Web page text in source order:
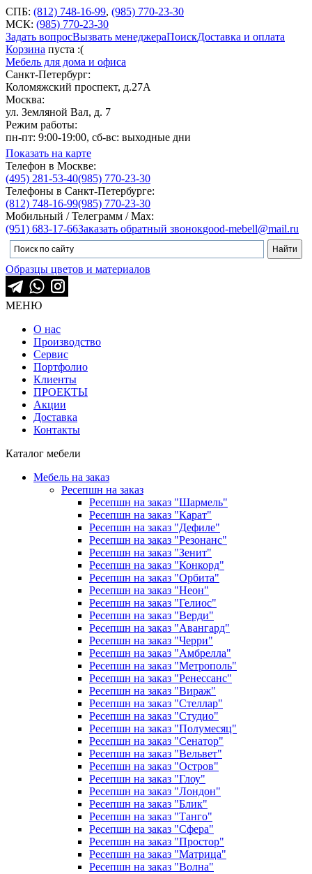
СПБ: (812) 748-16-99, (985) 770-23-30
МСК: (985) 770-23-30
Задать вопросВызвать менеджераПоискДоставка и оплата
Корзина пуста :(
Мебель для дома и офиса
Санкт-Петербург:
Коломяжский проспект, д.27А
Москва:
ул. Земляной Вал, д. 7
Режим работы:
пн-пт: 9:00-19:00, сб-вс: выходные дни
Показать на карте
Телефон в Москве:
(495) 281-53-40(985) 770-23-30
Телефоны в Санкт-Петербурге:
(812) 748-16-99(985) 770-23-30
Мобильный / Телеграмм / Max:
(951) 683-17-66Заказать обратный звонокgood-mebell@mail.ru
Образцы цветов и материалов
МЕНЮ
О нас
Производство
Сервис
Портфолио
Клиенты
ПРОЕКТЫ
Акции
Доставка
Контакты
Каталог мебели
Мебель на заказ
Ресепшн на заказ
Ресепшн на заказ "Шармель"
Ресепшн на заказ "Карат"
Ресепшн на заказ "Дефиле"
Ресепшн на заказ "Резонанс"
Ресепшн на заказ "Зенит"
Ресепшн на заказ "Конкорд"
Ресепшн на заказ "Орбита"
Ресепшн на заказ "Неон"
Ресепшн на заказ "Гелиос"
Ресепшн на заказ "Верди"
Ресепшн на заказ "Авангард"
Ресепшн на заказ "Черри"
Ресепшн на заказ "Амбрелла"
Ресепшн на заказ "Метрополь"
Ресепшн на заказ "Ренессанс"
Ресепшн на заказ "Вираж"
Ресепшн на заказ "Стеллар"
Ресепшн на заказ "Студио"
Ресепшн на заказ "Полумесяц"
Ресепшн на заказ "Сенатор"
Ресепшн на заказ "Вельвет"
Ресепшн на заказ "Остров"
Ресепшн на заказ "Глоу"
Ресепшн на заказ "Лондон"
Ресепшн на заказ "Блик"
Ресепшн на заказ "Танго"
Ресепшн на заказ "Сфера"
Ресепшн на заказ "Простор"
Ресепшн на заказ "Матрица"
Ресепшн на заказ "Волна"